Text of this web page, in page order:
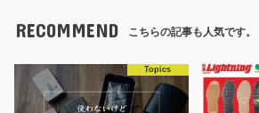
RECOMMEND こちらの記事も人気です。
Topics